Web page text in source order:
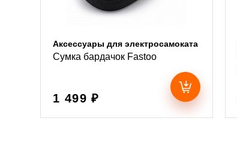
Аксессуары для электросамоката
Сумка бардачок Fastoo
1 499 ₽